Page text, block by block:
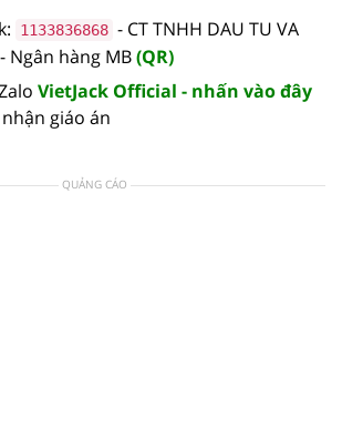
1133836868 - CT TNHH DAU TU VA
- Ngân hàng MB(QR)
VietJack Official - nhấn vào đây
giáo án
QUẢNG CÁO